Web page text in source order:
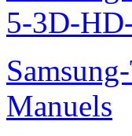
5-3D-
Manuels